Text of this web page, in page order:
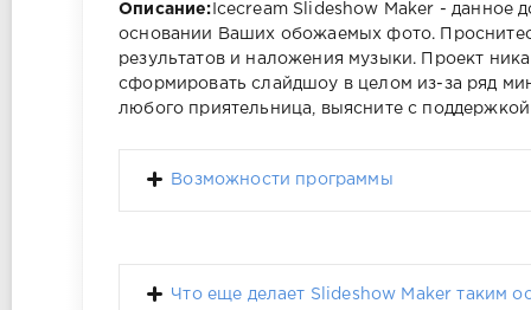
Описание: Icecream Slideshow Maker - данное
основании Ваших обожаемых фото.
результатов и наложения музыки. Проект
сформировать слайдшоу в целом из-за ряд
любого приятельница, выясните с
Возможности программы
Что еще делает Slideshow Maker таким